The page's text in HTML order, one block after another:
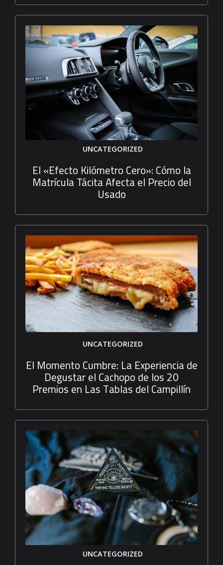
UNCATEGORIZED
El «Efecto Kilómetro Cero»: Cómo la
Matrícula Tácita Afecta el Precio del
Usado
UNCATEGORIZED
El Momento Cumbre: La Experiencia de
Degustar el Cachopo de los 20
Premios en Las Tablas del Campillín
UNCATEGORIZED